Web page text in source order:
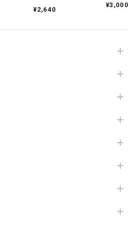
『Cu
27）
¥2,640
¥3,000